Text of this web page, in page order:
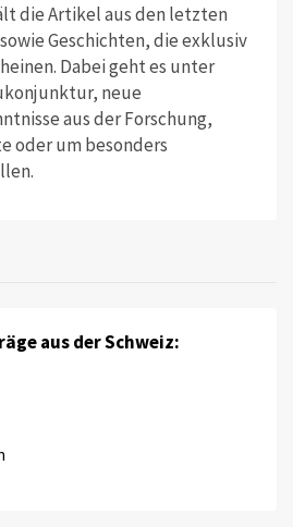
die Artikel aus den letzten
Geschichten, die exklusiv
Dabei geht es unter
neue
aus der Forschung,
oder um besonders
aus der Schweiz: